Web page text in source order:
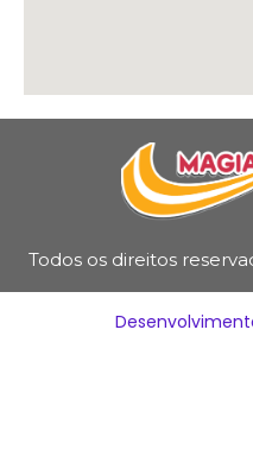
Todos os direitos